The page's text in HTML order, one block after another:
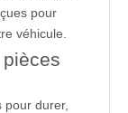
pour
véhicule.
pour durer,